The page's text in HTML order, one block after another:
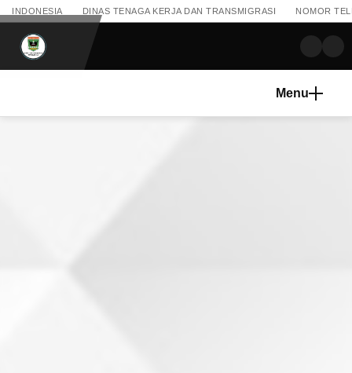
INDONESIA DINAS TENAGA KERJA DAN TRANSMIGRASI NOMOR
Menu